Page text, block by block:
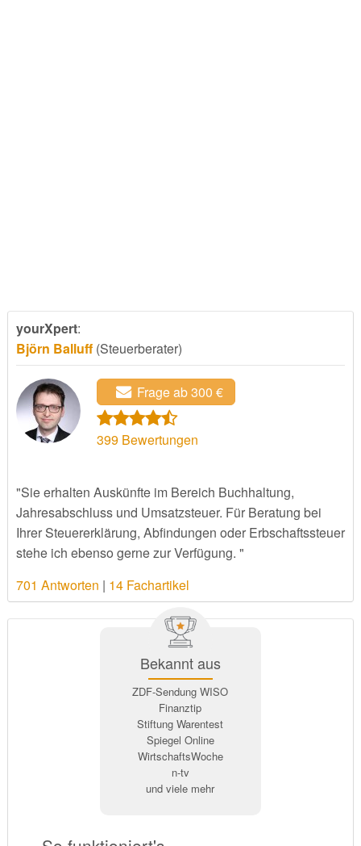
yourXpert:
Björn Balluff(Steuerberater)
Frage ab 300 €
399Bewertungen
"Sie erhalten Auskünfte im Bereich Buchhaltung,
Jahresabschluss und Umsatzsteuer. Für Beratung bei
Ihrer Steuererklärung, Abfindungen oder Erbschaftssteuer
stehe ich ebenso gerne zur Verfügung. "
701 Antworten | 14 Fachartikel
Bekannt aus
ZDF-Sendung WISO
Finanztip
Stiftung Warentest
Spiegel Online
WirtschaftsWoche
n-tv
und viele mehr